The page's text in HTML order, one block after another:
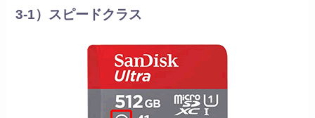
3-1）スピードクラス